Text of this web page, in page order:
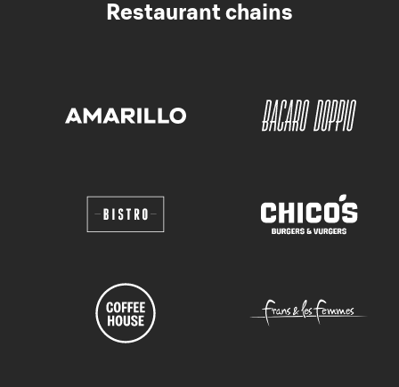
Restaurant chains